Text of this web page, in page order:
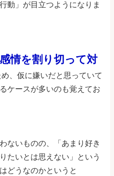
動」が目立つようになりま
感情を割り切って対
め、仮に嫌いだと思っていて
ケースが多いのも覚えてお
ないものの、「あまり好き
たいとは思えない」という
どうなのかというと